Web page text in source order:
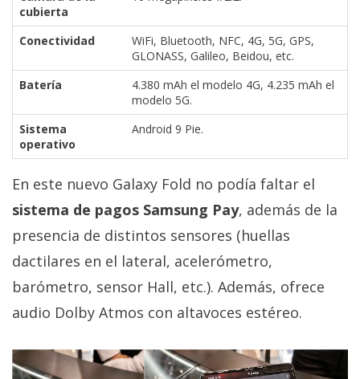
cubierta
Conectividad
WiFi, Bluetooth, NFC, 4G, 5G, GPS,
GLONASS, Galileo, Beidou, etc.
Batería
4.380 mAh el modelo 4G, 4.235 mAh el
modelo 5G.
Sistema
operativo
Android 9 Pie.
En este nuevo Galaxy Fold no podía faltar el
sistema de pagos Samsung Pay, además de la
presencia de distintos sensores (huellas
dactilares en el lateral, acelerómetro,
barómetro, sensor Hall, etc.). Además, ofrece
audio Dolby Atmos con altavoces estéreo.